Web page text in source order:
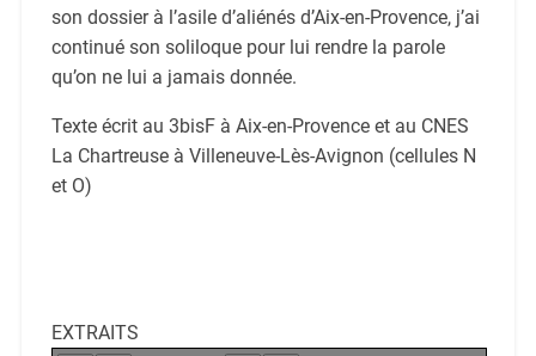
son dossier à l’asile d’aliénés d’Aix-en-Provence, j’ai
continué son soliloque pour lui rendre la parole
qu’on ne lui a jamais donnée.
Texte écrit au 3bisF à Aix-en-Provence et au CNES
La Chartreuse à Villeneuve-Lès-Avignon (cellules N
et O)
EXTRAITS